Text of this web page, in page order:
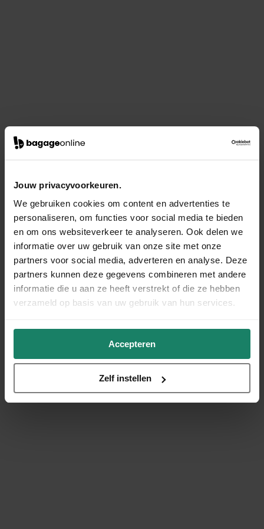
Jouw privacyvoorkeuren.
We gebruiken cookies om content en advertenties te
personaliseren, om functies voor social media te bieden
en om ons websiteverkeer te analyseren. Ook delen we
informatie over uw gebruik van onze site met onze
partners voor social media, adverteren en analyse. Deze
partners kunnen deze gegevens combineren met andere
informatie die u aan ze heeft verstrekt of die ze hebben
verzameld op basis van uw gebruik van hun services.
Accepteren
Zelf instellen